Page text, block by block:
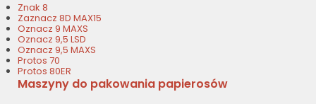
Znak 8
Zaznacz 8D MAX15
Oznacz 9 MAXS
Oznacz 9,5 LSD
Oznacz 9,5 MAXS
Protos 70
Protos 80ER
Maszyny do pakowania papierosów